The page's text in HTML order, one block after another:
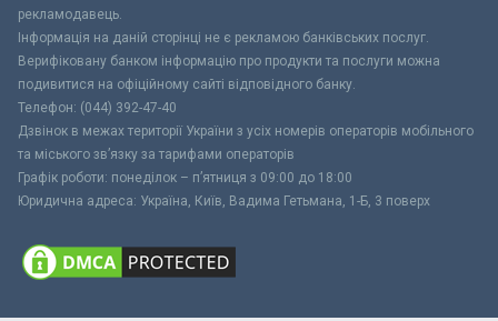
рекламодавець.
Інформація на даній сторінці не є рекламою банківських послуг.
Верифіковану банком інформацію про продукти та послуги можна
подивитися на офіційному сайті відповідного банку.
Телефон: (044) 392-47-40
Дзвінок в межах території України з усіх номерів операторів мобільного
та міського зв’язку за тарифами операторів
Графік роботи: понеділок – п’ятниця з 09:00 до 18:00
Юридична адреса: Україна, Київ, Вадима Гетьмана, 1-Б, 3 поверх